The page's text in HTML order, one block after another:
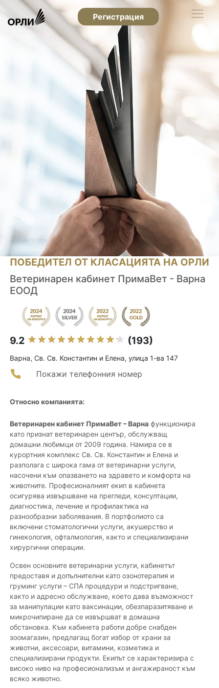
Регистрация
ПОБЕДИТЕЛ ОТ КЛАСАЦИЯТА НА ОРЛИ
Ветеринарен кабинет ПримаВет - Варна
ЕООД
9.2 (193)
Варна, Св. Св. Константин и Елена, улица 1-ва 147
Покажи телефонния номер
Относно компанията:
Ветеринарен кабинет ПримаВет – Варна функционира
като признат ветеринарен център, обслужващ
домашни любимци от 2009 година. Намира се в
курортния комплекс Св. Св. Константин и Елена и
разполага с широка гама от ветеринарни услуги,
насочени към опазването на здравето и комфорта на
животните. Професионалният екип в кабинета
осигурява извършване на прегледи, консултации,
диагностика, лечение и профилактика на
разнообразни заболявания. В портфолиото са
включени стоматологични услуги, акушерство и
гинекология, офталмология, както и специализирани
хирургични операции.
Освен основните ветеринарни услуги, кабинетът
предоставя и допълнителни като озонотерапия и
груминг услуги – СПА процедури и подстригване,
както и адресно обслужване, което дава възможност
за манипулации като ваксинации, обезпаразитяване и
микрочипиране да се извършват в домашна
обстановка. Към кабинета работи добре снабден
зоомагазин, предлагащ богат избор от храни за
животни, аксесоари, витамини, козметика и
специализирани продукти. Екипът се характеризира с
високо ниво на професионализъм и ангажираност към
всяко животно.